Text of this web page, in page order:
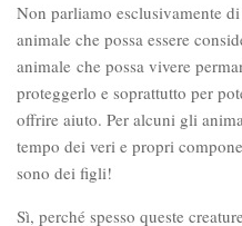
Non parliamo esclusivamente
animale che possa essere
animale che possa vivere
proteggerlo e soprattutto per
offrire aiuto. Per alcuni gli
tempo dei veri e propri
sono dei figli!
Sì, perché spesso queste